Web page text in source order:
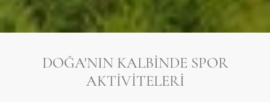
DOĞA'NIN KALBINDE SPOR
AKTIVITELERI